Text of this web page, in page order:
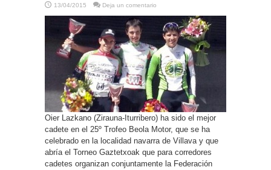
13/04/2015 Deja un comentario
Oier Lazkano (Zirauna-Iturribero) ha sido el mejor
cadete en el 25º Trofeo Beola Motor, que se ha
celebrado en la localidad navarra de Villava y que
abría el Torneo Gaztetxoak que para corredores
cadetes organizan conjuntamente la Federación